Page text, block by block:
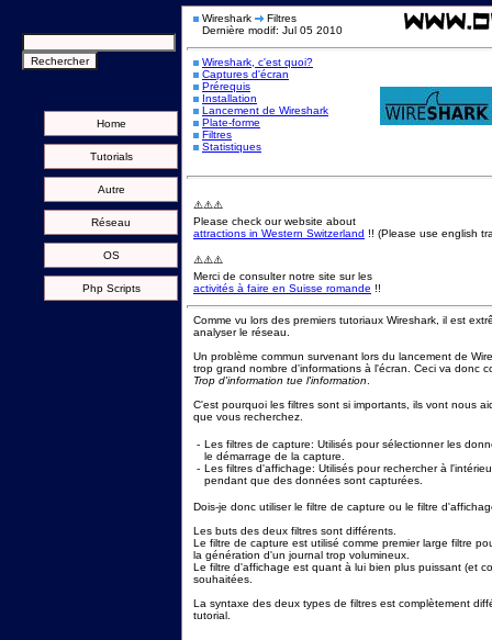
Home
Tutorials
Autre
Réseau
OS
Php Scripts
Wireshark
Filtres
Dernière modif: Jul 05 2010
Wireshark, c'est quoi?
Captures d'écran
Prérequis
Installation
Lancement de Wireshark
Plate-forme
Filtres
Statistiques
⚠️⚠️⚠️
Please check our website about
attractions in Western Switzerland !! (Please use english
⚠️⚠️⚠️
Merci de consulter notre site sur les
activités à faire en Suisse romande !!
Comme vu lors des premiers tutoriaux Wireshark, il est
analyser le réseau.
Un problème commun survenant lors du lancement de
trop grand nombre d'informations à l'écran. Ceci va donc
Trop d'information tue l'information
C'est pourquoi les filtres sont si importants, ils vont nous
que vous recherchez.
-
-
Les filtres de capture: Utilisés pour sélectionner les
le démarrage de la capture.
Les filtres d'affichage: Utilisés pour rechercher à
pendant que des données sont capturées.
Dois-je donc utiliser le filtre de capture ou le filtre
Les buts des deux filtres sont différents.
Le filtre de capture est utilisé comme premier large filtre
la génération d'un journal trop volumineux.
Le filtre d'affichage est quant à lui bien plus puissant (et
souhaitées.
La syntaxe des deux types de filtres est complètement
tutorial.